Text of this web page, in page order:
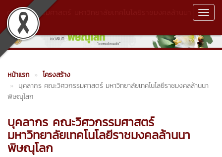
คณะวิศวกรรมศาสตร์ มหาวิทยาลัยเทคโนโลยีราชมงคลล้านนา
พิษณุโลก
หน้าแรก
โครงสร้าง
บุคลากร คณะวิศวกรรมศาสตร์ มหาวิทยาลัยเทคโนโลยีราชมงคลล้านนา
พิษณุโลก
บุคลากร คณะวิศวกรรมศาสตร์
มหาวิทยาลัยเทคโนโลยีราชมงคลล้านนา
พิษณุโลก